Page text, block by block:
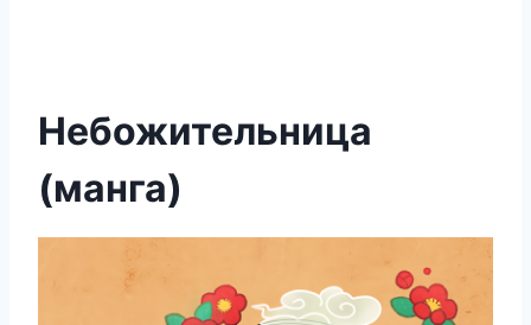
Небожительница
(манга)